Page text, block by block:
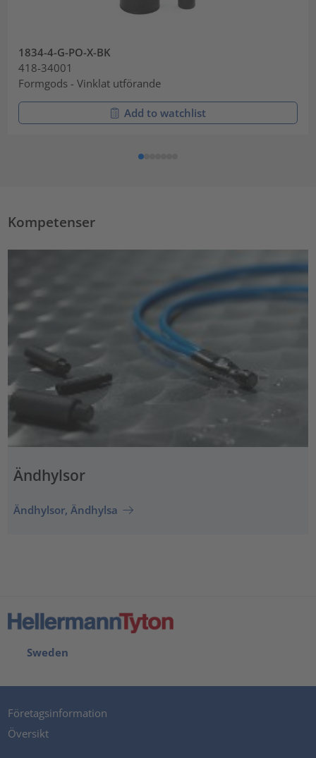
1834-4-G-PO-X-BK
418-34001
Formgods - Vinklat utförande
Add to watchlist
Kompetenser
Ändhylsor
Ändhylsor, Ändhylsa
Sweden
Företagsinformation
Översikt